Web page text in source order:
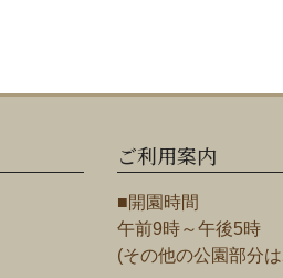
ご利用案内
■開園時間
午前9時～午後5時
(その他の公園部分